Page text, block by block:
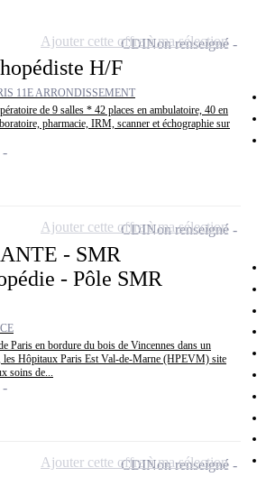
H/F
11E ARRONDISSEMENT
de 9 salles * 42 places en ambulatoire, 40 en
pharmacie, IRM, scanner et échographie sur
CDINon renseigné
Ajouter cette offre à ma sélection
- SMR
- Pôle SMR
Paris en bordure du bois de Vincennes dans un
les Hôpitaux Paris Est Val-de-Marne (HPEVM) site
soins de...
CDINon renseigné
Ajouter cette offre à ma sélection
CDINon renseigné
Ajouter cette offre à ma sélection